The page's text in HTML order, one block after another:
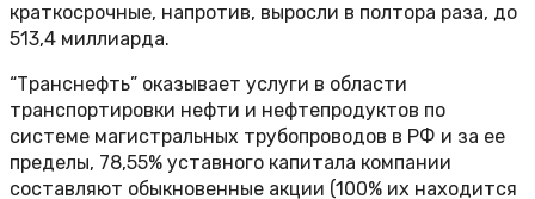
краткосрочные, напротив, выросли в полтора раза, до
513,4 миллиарда.
“Транснефть” оказывает услуги в области
транспортировки нефти и нефтепродуктов по
системе магистральных трубопроводов в РФ и за ее
пределы, 78,55% уставного капитала компании
составляют обыкновенные акции (100% их находится